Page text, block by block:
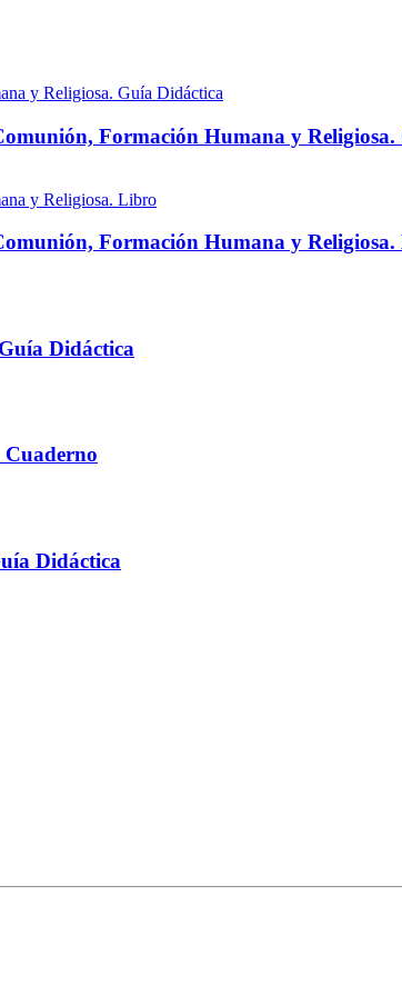
Formación Humana y
Formación Humana y
Didáctica
Didáctica